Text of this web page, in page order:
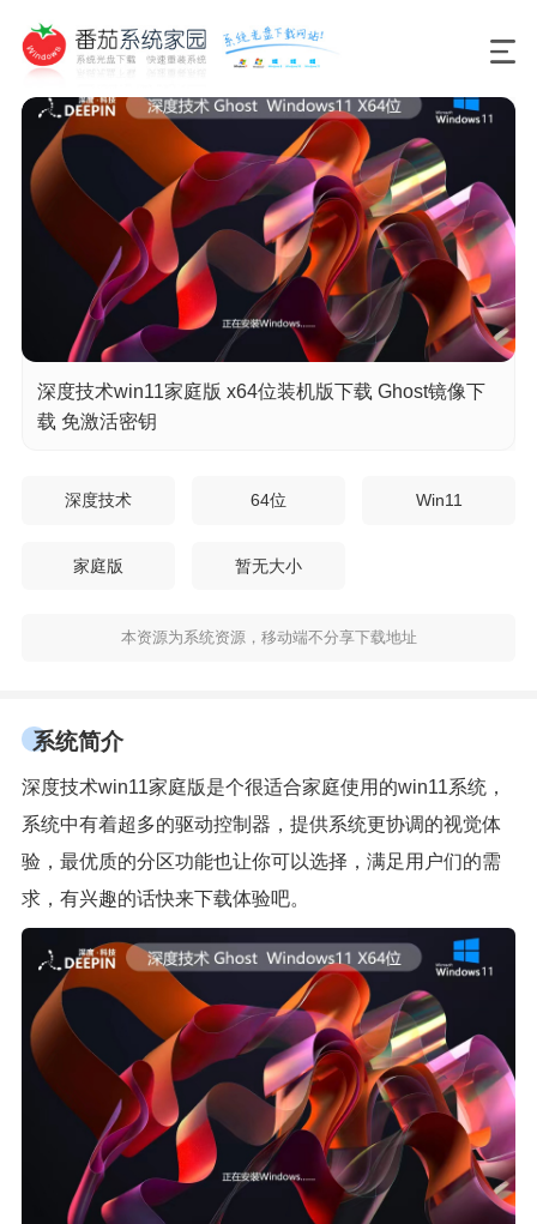
深度技术win11家庭版 x64位装机版下载 Ghost镜像下
载 免激活密钥
深度技术 64位 Win11
家庭版 暂无大小
本资源为系统资源，移动端不分享下载地址
系统简介
深度技术win11家庭版是个很适合家庭使用的win11系统，
系统中有着超多的驱动控制器，提供系统更协调的视觉体
验，最优质的分区功能也让你可以选择，满足用户们的需
求，有兴趣的话快来下载体验吧。